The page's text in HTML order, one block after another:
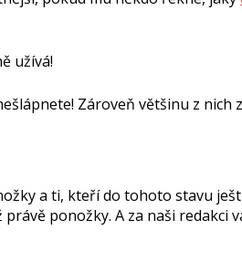
užívá!
Zároveň většinu z nich
a ti, kteří do tohoto stavu
ponožky. A za naši